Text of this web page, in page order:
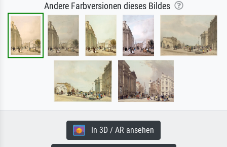
Andere Farbversionen dieses Bildes
In 3D / AR ansehen